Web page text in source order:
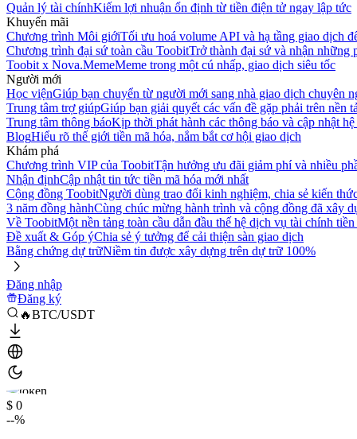
Quản lý tài chínhKiếm lợi nhuận ổn định từ tiền điện tử ngay lập tức
Khuyến mãi
Chương trình Môi giớiTối ưu hoá volume API và hạ tầng giao dịch
Chương trình đại sứ toàn cầu ToobitTrở thành đại sứ và nhận những
Toobit x Nova.MemeMeme trong một cú nhấp, giao dịch siêu tốc
Người mới
Học việnGiúp bạn chuyển từ người mới sang nhà giao dịch chuyên
Trung tâm trợ giúpGiúp bạn giải quyết các vấn đề gặp phải trên nền
Trung tâm thông báoKịp thời phát hành các thông báo và cập nhật
BlogHiểu rõ thế giới tiền mã hóa, nắm bắt cơ hội giao dịch
Khám phá
Chương trình VIP của ToobitTận hưởng ưu đãi giảm phí và nhiều
Nhận địnhCập nhật tin tức tiền mã hóa mới nhất
Cộng đồng ToobitNgười dùng trao đổi kinh nghiệm, chia sẻ kiến
3 năm đồng hànhCùng chúc mừng hành trình và cộng đồng đã xây
Về ToobitMột nền tảng toàn cầu dẫn đầu thế hệ dịch vụ tài chính
Đề xuất & Góp ýChia sẻ ý tưởng để cải thiện sàn giao dịch
Bằng chứng dự trữNiềm tin được xây dựng trên dự trữ 100%
Đăng nhập
Đăng ký
🔥BTC/USDT
$ 0
--%